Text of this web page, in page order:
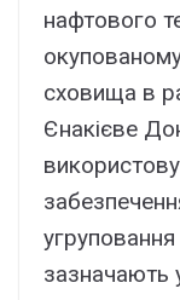
нафтового
сховища в
Єнакієве
угруповання
зазначають